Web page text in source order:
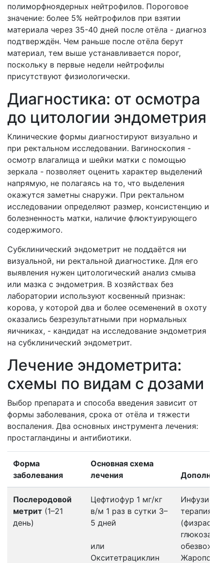
полиморфноядерных нейтрофилов. Пороговое
значение: более 5% нейтрофилов при взятии
материала через 35-40 дней после отёла - диагноз
подтверждён. Чем раньше после отёла берут
материал, тем выше устанавливается порог,
поскольку в первые недели нейтрофилы
присутствуют физиологически.
Диагностика: от осмотра
до цитологии эндометрия
Клинические формы диагностируют визуально и
при ректальном исследовании. Вагиноскопия -
осмотр влагалища и шейки матки с помощью
зеркала - позволяет оценить характер выделений
напрямую, не полагаясь на то, что выделения
окажутся заметны снаружи. При ректальном
исследовании определяют размер, консистенцию и
болезненность матки, наличие флюктуирующего
содержимого.
Субклинический эндометрит не поддаётся ни
визуальной, ни ректальной диагностике. Для его
выявления нужен цитологический анализ смыва
или мазка с эндометрия. В хозяйствах без
лаборатории используют косвенный признак:
корова, у которой два и более осеменений в охоту
оказались безрезультатными при нормальных
яичниках, - кандидат на исследование эндометрия
на субклинический эндометрит.
Лечение эндометрита:
схемы по видам с дозами
Выбор препарата и способа введения зависит от
формы заболевания, срока от отёла и тяжести
воспаления. Два основных инструмента лечения:
простагландины и антибиотики.
Форма
заболевания
Основная схема
лечения
Послеродовой
метрит (1–21
день)
Цефтиофур 1 мг/кг
в/м 1 раз в сутки 3–
5 дней
или
Окситетрациклин
терапия